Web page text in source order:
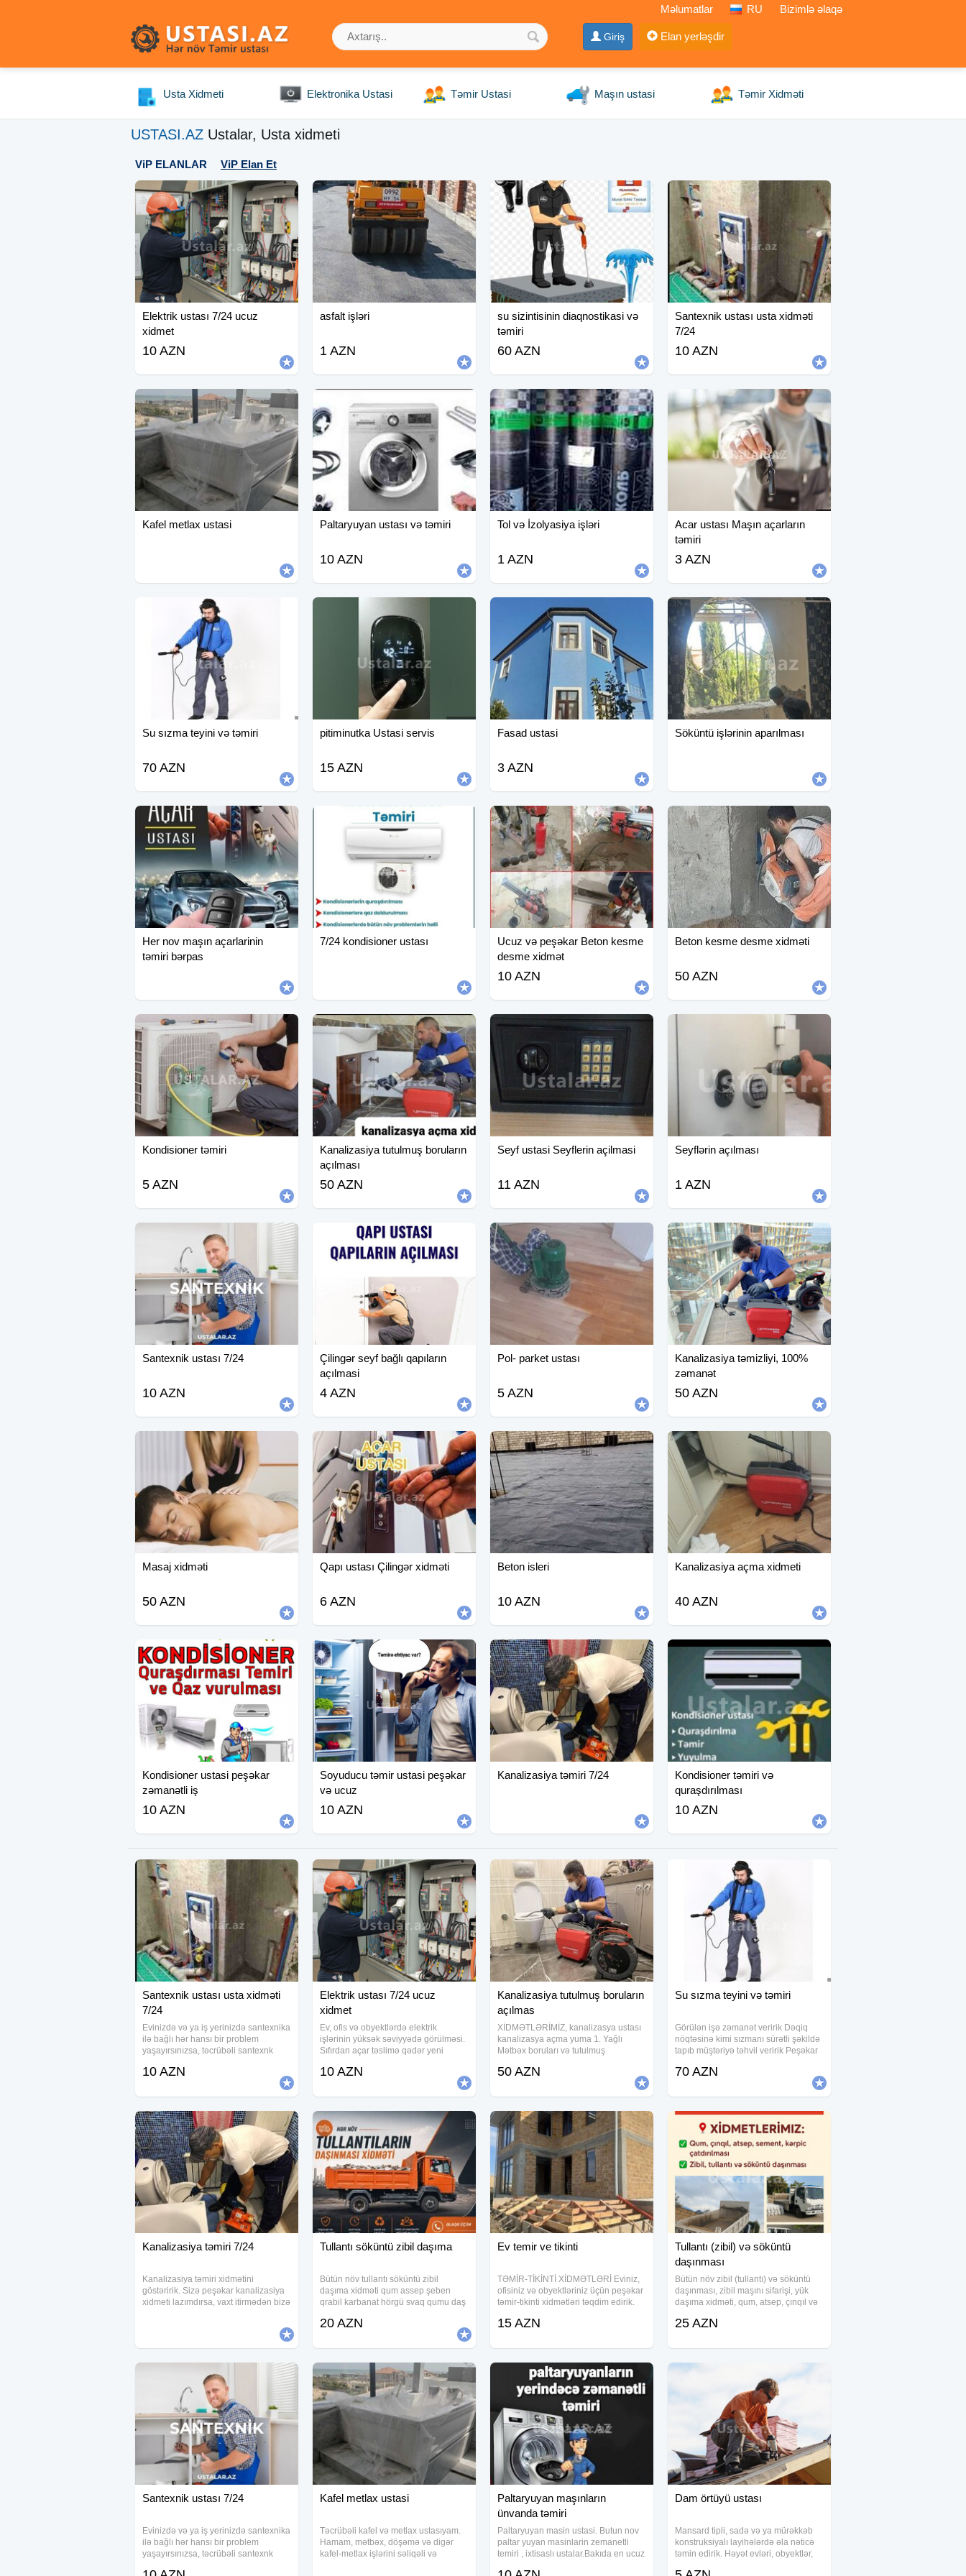
Məlumatlar RU Bizimlə əlaqə
Giriş Elan yerləşdir
Usta Xidmeti Elektronika Ustasi Təmir Ustasi Maşın ustasi Təmir Xidməti
USTASI.AZ Ustalar, Usta xidmeti
ViP ELANLAR ViP Elan Et
Elektrik ustası 7/24 ucuz
xidmet
10 AZN
asfalt işləri
1 AZN
su sizintisinin diaqnostikasi və
təmiri
60 AZN
Santexnik ustası usta xidməti
7/24
10 AZN
Kafel metlax ustasi Paltaryuyan ustası və təmiri
10 AZN
Tol və İzolyasiya işləri
1 AZN
Acar ustası Maşın açarların
təmiri
3 AZN
Su sızma teyini və təmiri
70 AZN
pitiminutka Ustasi servis
15 AZN
Fasad ustasi
3 AZN
Söküntü işlərinin aparılması
Her nov maşın açarlarinin
təmiri bərpas
7/24 kondisioner ustası
Ucuz və peşəkar Beton kesme
desme xidmət
10 AZN
Beton kesme desme xidməti
50 AZN
Kondisioner təmiri
5 AZN
Kanalizasiya tutulmuş boruların
açılması
50 AZN
Seyf ustasi Seyflerin açilmasi
11 AZN
Seyflərin açılması
1 AZN
Santexnik ustası 7/24
10 AZN
Çilingər seyf bağlı qapıların
açılmasi
4 AZN
Pol- parket ustası
5 AZN
Kanalizasiya təmizliyi, 100%
zəmanət
50 AZN
Masaj xidməti
50 AZN
Qapı ustası Çilingər xidməti
6 AZN
Beton isleri
10 AZN
Kanalizasiya açma xidmeti
40 AZN
Kondisioner ustasi peşəkar
zəmanətli iş
10 AZN
Soyuducu təmir ustasi peşəkar
və ucuz
10 AZN
Kanalizasiya təmiri 7/24
Kondisioner təmiri və
quraşdırılması
10 AZN
Santexnik ustası usta xidməti
7/24
Evinizdə və ya iş yerinizdə santexnika
ilə bağlı hər hansı bir problem
yaşayırsınızsa, təcrübəli santexnk
xidmət təqdim edir. Xidmətlərimiz: -
Santexnik sistemləri quraşdırılması və
10 AZN
Elektrik ustası 7/24 ucuz
xidmet
Ev, ofis və obyektlərdə elektrik
işlərinin yüksək səviyyədə görülməsi.
Sıfırdan açar təslimə qədər yeni
nasazlıqların qısa zamanda aradan
10 AZN
Kanalizasiya tutulmuş boruların
açılmas
XİDMƏTLƏRİMİZ, kanalizasya ustası
kanalizasya açma yuma 1. Yağlı
Mətbəx boruları və tutulmuş
avadanlığı vasitəsiylə açılması və
Restorant, Otel və Biznes
50 AZN
Su sızma teyini və təmiri
Görülən işə zəmanət veririk Dəqiq
nöqtəsinə kimi sızmanı sürətli şəkildə
tapıb müştəriyə təhvil veririk Peşəkar
Bakı və Sumqayıtda sizma təyini Ən
70 AZN
Kanalizasiya təmiri 7/24
Kanalizasiya təmiri xidmətini
göstəririk. Sizə peşəkar kanalizasiya
xidmeti lazımdırsa, vaxt itirmədən bizə
kanalizasya tutulmasi
Tullantı söküntü zibil daşıma
Bütün növ tullantı söküntü zibil
daşıma xidməti qum assep şeben
qrabil karbanat hörgü svaq qumu daş
20 AZN
Ev temir ve tikinti
TƏMİR-TİKİNTİ XİDMƏTLƏRİ Eviniz,
ofisiniz və obyektləriniz üçün peşəkar
təmir-tikinti xidmətləri təqdim edirik.
təmiri Kafel-metlax və laminat
15 AZN
Tullantı (zibil) və söküntü
daşınması
Bütün növ zibil (tullantı) və söküntü
daşınması, zibil maşını sifarişi, yük
daşıma xidməti, qum, atsep, çınqıl və
satışı və çatdırılması xidmətlərini
25 AZN
Santexnik ustası 7/24
Evinizdə və ya iş yerinizdə santexnika
ilə bağlı hər hansı bir problem
yaşayırsınızsa, təcrübəli santexnk
Kafel metlax ustasi
Təcrübəli kafel və metlax ustasıyam.
Hamam, mətbəx, döşəmə və digər
kafel-metlax işlərini səliqəli və
Paltaryuyan maşınların
ünvanda təmiri
Paltaryuyan masin ustasi. Butun nov
paltar yuyan masinlarin zemanetli
temiri , ixtisaslı ustalar.Bakıda en ucuz
Dam örtüyü ustası
Mansard tipli, sadə və ya mürəkkəb
konstruksiyalı layihələrdə əla nəticə
təmin edirik. Həyət evləri, obyektlər,